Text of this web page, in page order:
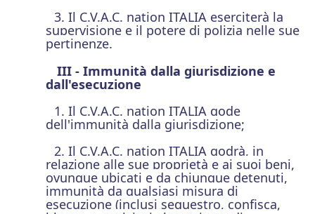
3. Il C.V.A.C. nation ITALIA eserciterà la
supervisione e il potere di polizia nelle sue
pertinenze.
III - Immunità dalla giurisdizione e
dall'esecuzione
1. Il C.V.A.C. nation ITALIA gode
dell'immunità dalla giurisdizione;
2. Il C.V.A.C. nation ITALIA godrà, in
relazione alle sue proprietà e ai suoi beni,
ovunque ubicati e da chiunque detenuti,
immunità da qualsiasi misura di
esecuzione (inclusi sequestro, confisca,